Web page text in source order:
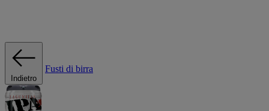
Indietro
Fusti di birra